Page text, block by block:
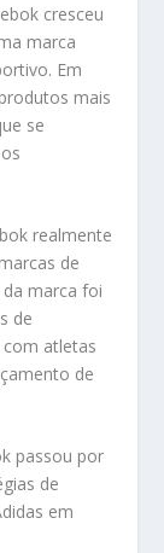
cresceu
marca
Em
mais
se
realmente
de
marca foi
de
atletas
de
passou por
de
em